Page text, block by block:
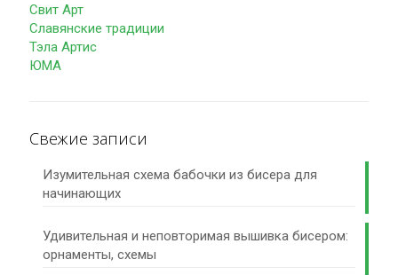
Свит Арт
Славянские традиции
Тэла Артис
ЮМА
Свежие записи
Изумительная схема бабочки из бисера для
начинающих
Удивительная и неповторимая вышивка бисером:
орнаменты, схемы